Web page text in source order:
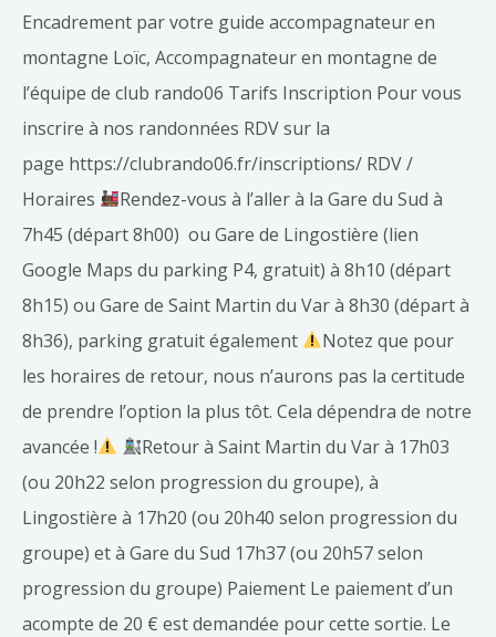
Encadrement par votre guide accompagnateur en
montagne Loïc, Accompagnateur en montagne de
l’équipe de club rando06 Tarifs Inscription Pour vous
inscrire à nos randonnées RDV sur la
page https://clubrando06.fr/inscriptions/ RDV /
Horaires
Rendez-vous à l’aller à la Gare du Sud à
7h45 (départ 8h00) ou Gare de Lingostière (lien
Google Maps du parking P4, gratuit) à 8h10 (départ
8h15) ou Gare de Saint Martin du Var à 8h30 (départ à
8h36), parking gratuit également
Notez que pour
les horaires de retour, nous n’aurons pas la certitude
de prendre l’option la plus tôt. Cela dépendra de notre
avancée !
Retour à Saint Martin du Var à 17h03
(ou 20h22 selon progression du groupe), à
Lingostière à 17h20 (ou 20h40 selon progression du
groupe) et à Gare du Sud 17h37 (ou 20h57 selon
progression du groupe) Paiement Le paiement d’un
acompte de 20 € est demandée pour cette sortie. Le